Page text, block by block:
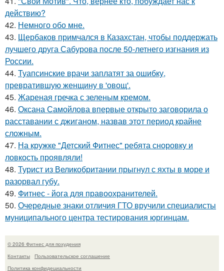
действию?
42. Немного обо мне.
43. Щербаков примчался в Казахстан, чтобы поддержать
лучшего друга Сабурова после 50-летнего изгнания из
России.
44. Туапсинские врачи заплатят за ошибку,
превратившую женщину в 'овощ'.
45. Жареная гречка с зеленым кремом.
46. Оксана Самойлова впервые открыто заговорила о
расставании с джиганом, назвав этот период крайне
сложным.
47. На кружке "Детский Фитнес" ребята сноровку и
ловкость проявляли!
48. Турист из Великобритании прыгнул с яхты в море и
разорвал губу.
49. Фитнес - йога для правоохранителей.
50. Очередные знаки отличия ГТО вручили специалисты
муниципального центра тестирования юргинцам.
© 2026 Фитнес для похудения
Контакты
Пользовательское соглашение
Политика конфидециальности